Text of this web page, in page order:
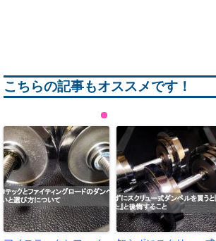
こちらの記事もオススメです！